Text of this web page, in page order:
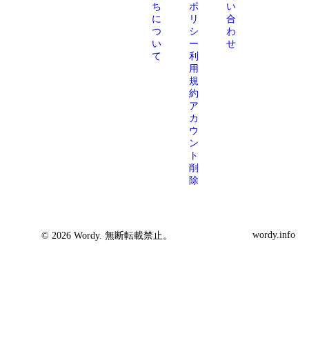
ち
に
つ
い
て
ポ
リ
シ
ー
利
用
規
約
ア
カ
ウ
ン
ト
削
除
い
合
わ
せ
© 2026 Wordy. 無断転載禁止。 wordy.info